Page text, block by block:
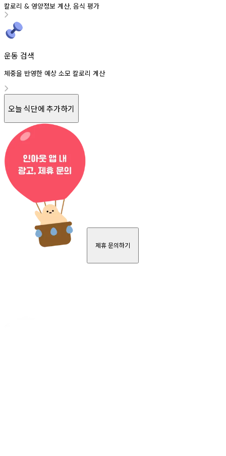
칼로리 & 영양정보 계산, 음식 평가
운동 검색
체중을 반영한 예상 소모 칼로리 계산
오늘 식단에 추가하기
제휴 문의하기